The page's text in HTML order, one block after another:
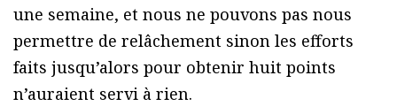
une semaine, et nous ne pouvons pas nous
permettre de relâchement sinon les efforts
faits jusqu’alors pour obtenir huit points
n’auraient servi à rien.